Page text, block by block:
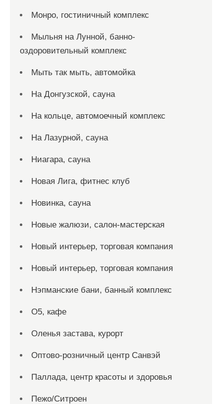
Монро, гостиничный комплекс
Мыльня на Лунной, банно-
оздоровительный комплекс
Мыть так мыть, автомойка
На Донгузской, сауна
На кольце, автомоечный комплекс
На Лазурной, сауна
Ниагара, сауна
Новая Лига, фитнес клуб
Новинка, сауна
Новые жалюзи, салон-мастерская
Новый интерьер, торговая компания
Новый интерьер, торговая компания
Нэпманские бани, банный комплекс
О5, кафе
Оленья застава, курорт
Оптово-розничный центр Санвэй
Паллада, центр красоты и здоровья
Пежо/Ситроен